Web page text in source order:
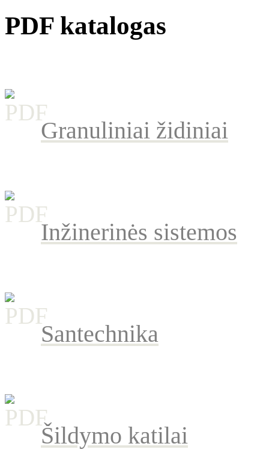
PDF katalogas
Granuliniai židiniai
Inžinerinės sistemos
Santechnika
Šildymo katilai